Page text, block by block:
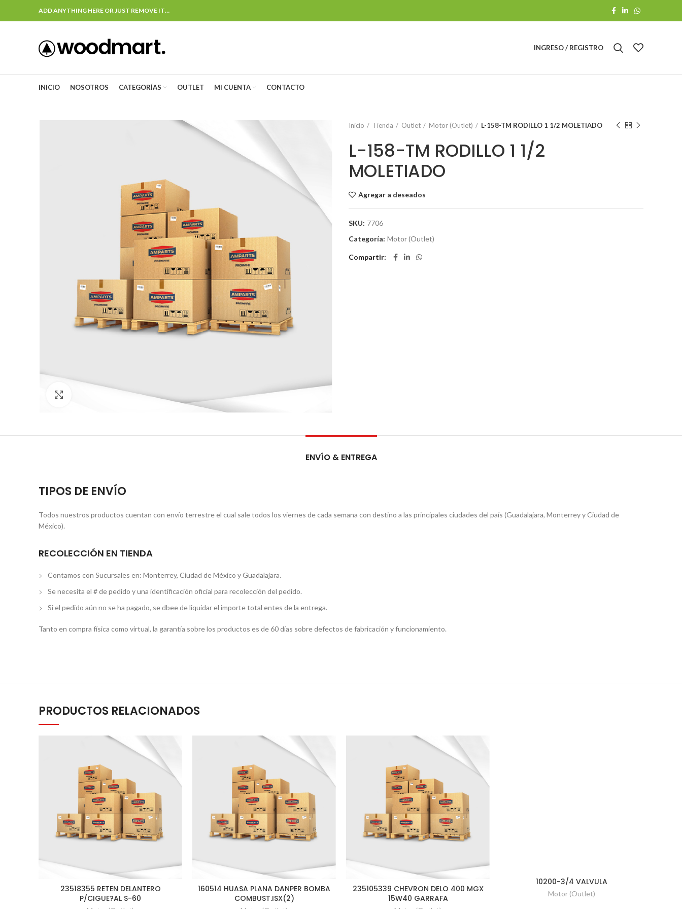
ADD ANYTHING HERE OR JUST REMOVE IT…
INGRESO / REGISTRO
INICIO NOSOTROS CATEGORÍAS OUTLET MI CUENTA CONTACTO
Inicio Tienda Outlet Motor (Outlet) L-158-TM RODILLO 1 1/2 MOLETIADO
L-158-TM RODILLO 1 1/2
MOLETIADO
Agregar a deseados
SKU: 7706
Categoría: Motor (Outlet)
Compartir
ENVÍO & ENTREGA
TIPOS DE ENVÍO
Todos nuestros productos cuentan con envío terrestre el cual sale todos los viernes de cada semana con destino a las principales ciudades del país (Guadalajara, Monterrey y Ciudad de
México).
RECOLECCIÓN EN TIENDA
Contamos con Sucursales en: Monterrey, Ciudad de México y Guadalajara.
Se necesita el # de pedido y una identificación oficial para recolección del pedido.
Si el pedido aún no se ha pagado, se dbee de liquidar el importe total entes de la entrega.
Tanto en compra física como virtual, la garantía sobre los productos es de 60 días sobre defectos de fabricación y funcionamiento.
PRODUCTOS RELACIONADOS
23518355 RETEN DELANTERO
P/CIGUE?AL S-60
160514 HUASA PLANA DANPER BOMBA
COMBUST.ISX(2)
235105339 CHEVRON DELO 400 MGX
15W40 GARRAFA
10200-3/4 VALVULA
Motor (Outlet)